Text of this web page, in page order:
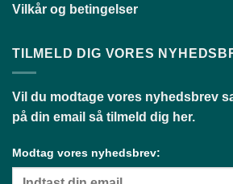
Vilkår og betingelser
TILMELD DIG VORES
Vil du modtage vores nyhedsbrev
på din email så tilmeld dig her.
Modtag vores nyhedsbrev: